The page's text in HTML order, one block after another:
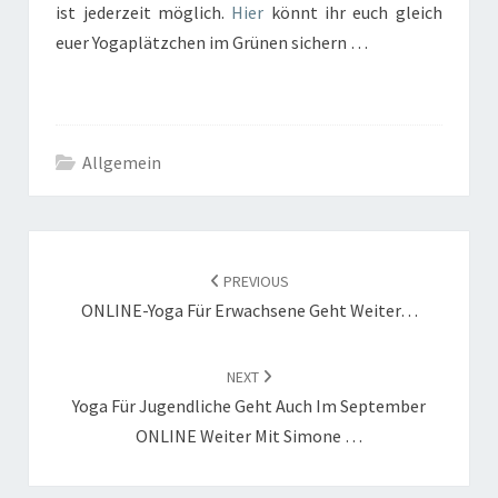
ist jederzeit möglich. Hier könnt ihr euch gleich
euer Yogaplätzchen im Grünen sichern …
Allgemein
PREVIOUS
ONLINE-Yoga Für Erwachsene Geht Weiter…
NEXT
Yoga Für Jugendliche Geht Auch Im September
ONLINE Weiter Mit Simone …